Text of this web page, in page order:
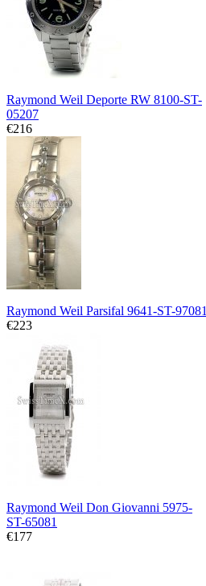
Raymond Weil Deporte RW 8100-ST-
05207
€216
Raymond Weil Parsifal 9641-ST-97081
€223
Raymond Weil Don Giovanni 5975-
ST-65081
€177